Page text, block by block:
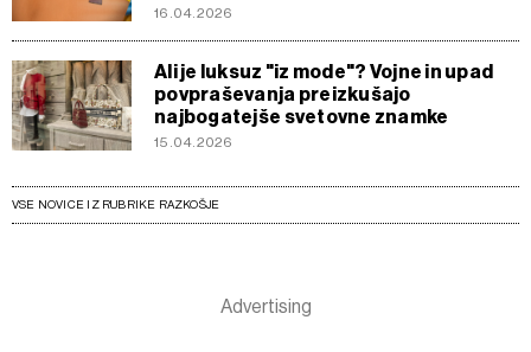
16.04.2026
Ali je luksuz "iz mode"? Vojne in upad
povpraševanja preizkušajo
najbogatejše svetovne znamke
15.04.2026
VSE NOVICE IZ RUBRIKE RAZKOŠJE